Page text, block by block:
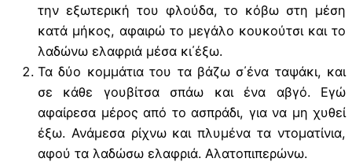
την εξωτερική του φλούδα, το κόβω στη μέση
κατά μήκος, αφαιρώ το μεγάλο κουκούτσι και το
λαδώνω ελαφριά μέσα κι΄έξω.
Τα δύο κομμάτια του τα βάζω σ΄ένα ταψάκι, και
σε κάθε γουβίτσα σπάω και ένα αβγό. Εγώ
αφαίρεσα μέρος από το ασπράδι, για να μη χυθεί
έξω. Ανάμεσα ρίχνω και πλυμένα τα ντοματίνια,
αφού τα λαδώσω ελαφριά. Αλατοπιπερώνω.